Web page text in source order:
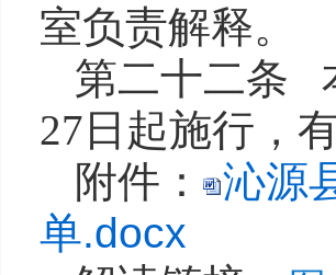
室负责解释。
第二十二条
27日起施行，
附件：
沁源
单.docx